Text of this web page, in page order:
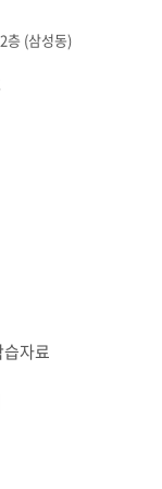
층 (삼성동)
자료